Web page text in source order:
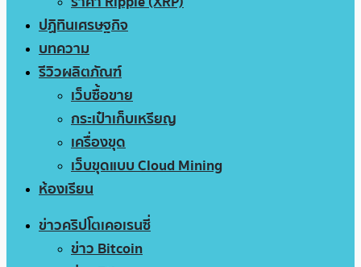
ปฏิทินเศรษฐกิจ
บทความ
รีวิวผลิตภัณฑ์
เว็บซื้อขาย
กระเป๋าเก็บเหรียญ
เครื่องขุด
เว็บขุดแบบ Cloud Mining
ห้องเรียน
ข่าวคริปโตเคอเรนซี่
ข่าว Bitcoin